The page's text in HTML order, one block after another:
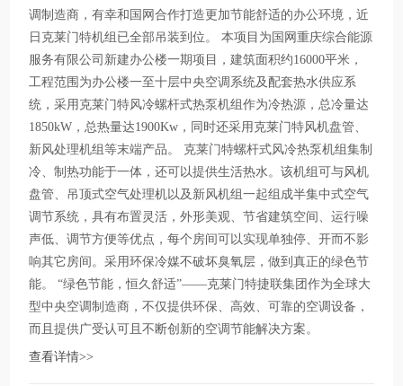
调制造商，有幸和国网合作打造更加节能舒适的办公环境，近
日克莱门特机组已全部吊装到位。 本项目为国网重庆综合能源
服务有限公司新建办公楼一期项目，建筑面积约16000平米，
工程范围为办公楼一至十层中央空调系统及配套热水供应系
统，采用克莱门特风冷螺杆式热泵机组作为冷热源，总冷量达
1850kW，总热量达1900Kw，同时还采用克莱门特风机盘管、
新风处理机组等末端产品。 克莱门特螺杆式风冷热泵机组集制
冷、制热功能于一体，还可以提供生活热水。该机组可与风机
盘管、吊顶式空气处理机以及新风机组一起组成半集中式空气
调节系统，具有布置灵活，外形美观、节省建筑空间、运行噪
声低、调节方便等优点，每个房间可以实现单独停、开而不影
响其它房间。采用环保冷媒不破坏臭氧层，做到真正的绿色节
能。 “绿色节能，恒久舒适”——克莱门特捷联集团作为全球大
型中央空调制造商，不仅提供环保、高效、可靠的空调设备，
而且提供广受认可且不断创新的空调节能解决方案。
查看详情>>